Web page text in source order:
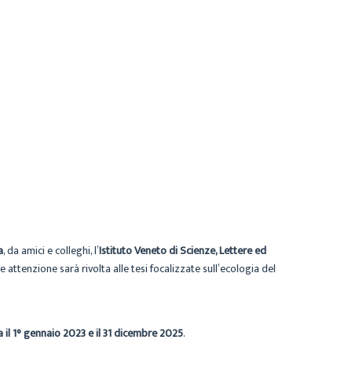
, da amici e colleghi, l’Istituto Veneto di Scienze, Lettere ed
attenzione sarà rivolta alle tesi focalizzate sull’ecologia del
il 1° gennaio 2023 e il 31 dicembre 2025.